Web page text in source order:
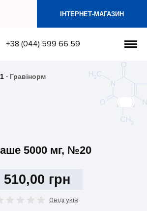
+38 (044) 599 66 59
ІНТЕРНЕТ-МАГАЗИН
Гравінорм
5000 мг, №20
510,00 грн
0відгуків